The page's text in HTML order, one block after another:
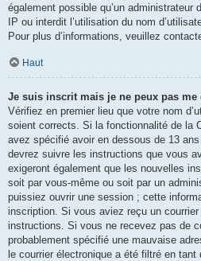
également possible qu’un administrateur
IP ou interdit l’utilisation du nom
Pour plus d’informations, veuillez
Haut
Je suis inscrit mais je ne peux pas me
Vérifiez en premier lieu que votre nom
soient corrects. Si la fonctionnalité de la
avez spécifié avoir en dessous de 13
devrez suivre les instructions que vous
exigeront également que les nouvelles
soit par vous-même ou soit par un
puissiez ouvrir une session ; cette
inscription. Si vous aviez reçu un
instructions. Si vous ne recevez pas de
probablement spécifié une mauvaise
le courrier électronique a été filtré en tant